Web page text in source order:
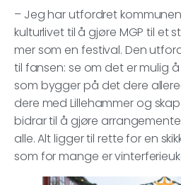
– Jeg har utfordret
kulturlivet til å gjøre MGP til et
mer som en festival. Den
til fansen: se om det er mulig
som bygger på det dere
dere med Lillehammer og
bidrar til å gjøre
alle. Alt ligger til rette for en
som for mange er